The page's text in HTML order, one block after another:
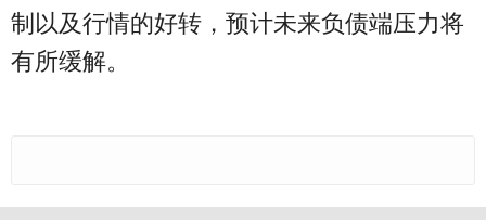
制以及行情的好转，预计未来负债端压力将
有所缓解。